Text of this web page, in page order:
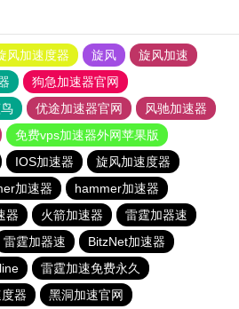
风加速度器 旋风
旋风加速
狗急加速器官网
优途加速器官网
风驰加速器
免费vps加速器外网苹果版
IOS加速器
旋风加速度器
加速器
hammer加速器
器 火箭加速器
雷霆加器速
雷霆加器速
BitzNet加速器
雷霆加速免费永久
器 黑洞加速官网